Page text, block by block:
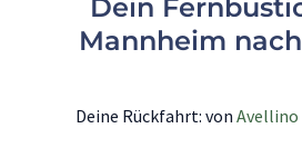
Dein
Mannheim
Deine Rückfahrt: von Avellino